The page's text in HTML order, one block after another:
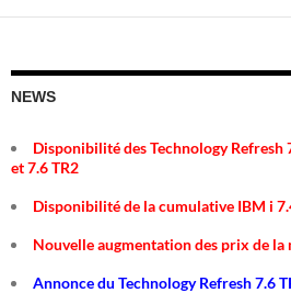
NEWS
Disponibilité des Technology Refresh
et 7.6 TR2
Disponibilité de la cumulative IBM i
Nouvelle augmentation des prix de la
Annonce du Technology Refresh 7.6